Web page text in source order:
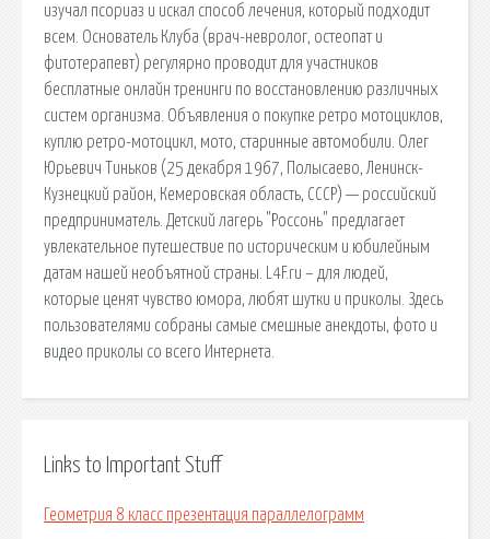
изучал псориаз и искал способ лечения, который подходит
всем. Основатель Клуба (врач-невролог, остеопат и
фитотерапевт) регулярно проводит для участников
бесплатные онлайн тренинги по восстановлению различных
систем организма. Объявления о покупке ретро мотоциклов,
куплю ретро-мотоцикл, мото, старинные автомобили. Олег
Юрьевич Тиньков (25 декабря 1967, Полысаево, Ленинск-
Кузнецкий район, Кемеровская область, СССР) — российский
предприниматель. Детский лагерь "Россонь" предлагает
увлекательное путешествие по историческим и юбилейным
датам нашей необъятной страны. L4F.ru – для людей,
которые ценят чувство юмора, любят шутки и приколы. Здесь
пользователями собраны самые смешные анекдоты, фото и
видео приколы со всего Интернета.
Links to Important Stuff
Геометрия 8 класс презентация параллелограмм